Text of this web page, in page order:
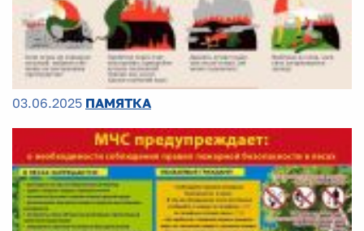
03.06.2025 ПАМЯТКА